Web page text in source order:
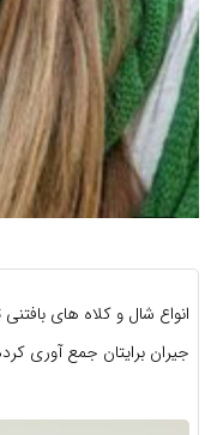
انواع شال و کلاه های
جیران برایتان جمع آوری